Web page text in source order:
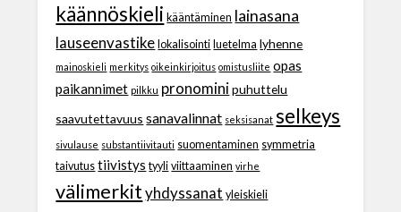
käännöskieli kääntäminen lainasana
lauseenvastike lokalisointi luetelma lyhenne
mainoskieli merkitys oikeinkirjoitus omistusliite opas
paikannimet pilkku pronomini puhuttelu
saavutettavuus sanavalinnat seksisanat selkeys
sivulause substantiivitauti suomentaminen symmetria
taivutus tiivistys tyyli viittaaminen virhe
välimerkit yhdyssanat yleiskieli